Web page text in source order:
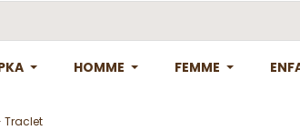
HOMME FEMME
Traclet